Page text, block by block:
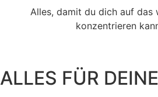
Alles, damit du dich auf das
konzentrieren
ALLES FÜR